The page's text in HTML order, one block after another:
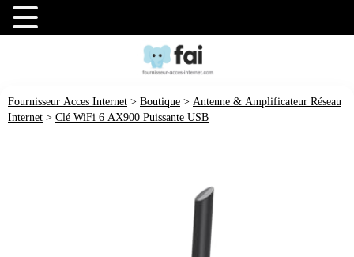
Fournisseur Acces Internet > Boutique > Antenne & Amplificateur Réseau
Internet > Clé WiFi 6 AX900 Puissante USB